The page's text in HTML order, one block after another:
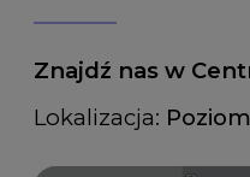
Znajdź nas w
Lokalizacja: Poziom